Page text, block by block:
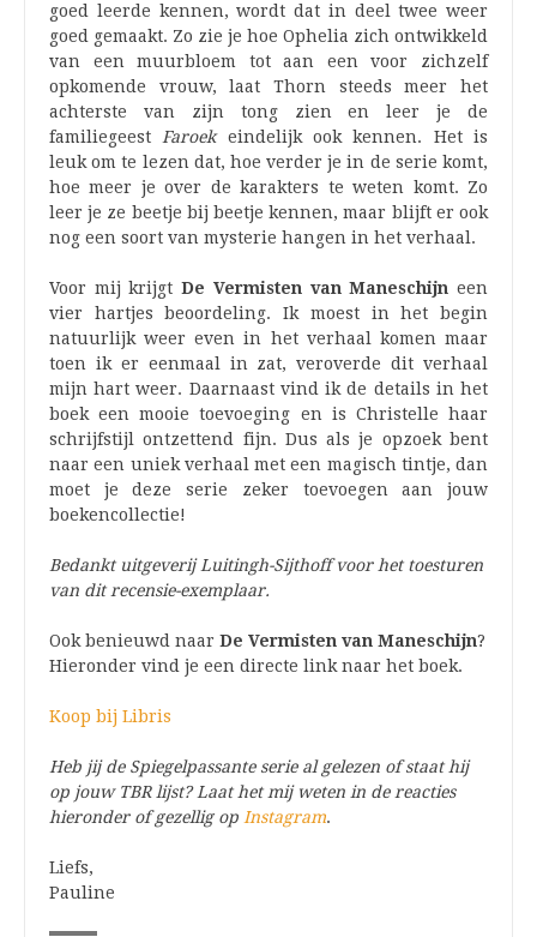
goed leerde kennen, wordt dat in deel twee weer
goed gemaakt. Zo zie je hoe Ophelia zich ontwikkeld
van een muurbloem tot aan een voor zichzelf
opkomende vrouw, laat Thorn steeds meer het
achterste van zijn tong zien en leer je de
familiegeestFaroek eindelijk ook kennen. Het is
leuk om te lezen dat, hoe verder je in de serie komt,
hoe meer je over de karakters te weten komt. Zo
leer je ze beetje bij beetje kennen, maar blijft er ook
nog een soort van mysterie hangen in het verhaal.
Voor mij krijgtDe Vermisten van Maneschijneen
vier hartjes beoordeling. Ik moest in het begin
natuurlijk weer even in het verhaal komen maar
toen ik er eenmaal in zat, veroverde dit verhaal
mijn hart weer. Daarnaast vind ik de details in het
boek een mooie toevoeging en is Christelle haar
schrijfstijl ontzettend fijn. Dus als je opzoek bent
naar een uniek verhaal met een magisch tintje, dan
moet je deze serie zeker toevoegen aan jouw
boekencollectie!
Bedankt uitgeverij Luitingh-Sijthoff voor het toesturen
van dit recensie-exemplaar.
Ook benieuwd naar De Vermisten van Maneschijn?
Hieronder vind je een directe link naar het boek.
Koop bij Libris
Heb jij de Spiegelpassante serie al gelezen of staat hij
op jouw TBR lijst? Laat het mij weten in de reacties
hieronder of gezellig op Instagram.
Liefs,
Pauline